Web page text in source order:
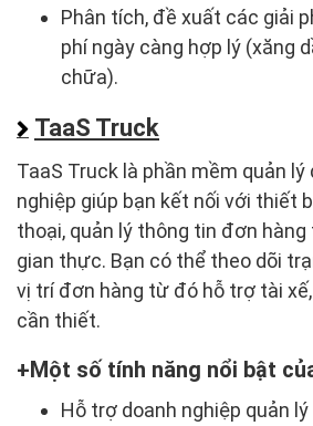
Phân tích, đề xuất các giải
phí ngày càng hợp lý (xăng
chữa).
TaaS Truck
TaaS Truck là phần mềm quản lý
nghiệp giúp bạn kết nối với thiết
thoại, quản lý thông tin đơn
gian thực. Bạn có thể theo dõi
vị trí đơn hàng từ đó hỗ trợ tài
cần thiết.
Một số tính năng nổi bật
Hỗ trợ doanh nghiệp quản